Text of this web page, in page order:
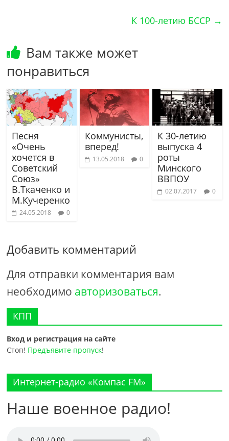
К 100-летию БССР →
Вам также может
понравиться
Песня
«Очень
хочется в
Советский
Союз»
В.Ткаченко и
М.Кучеренко
24.05.2018 0
Коммунисты,
вперед!
13.05.2018 0
К 30-летию
выпуска 4
роты
Минского
ВВПОУ
02.07.2017 0
Добавить комментарий
Для отправки комментария вам
необходимо авторизоваться.
КПП
Вход и регистрация на сайте
Стоп! Предъявите пропуск!
Интернет-радио «Компас FM»
Наше военное радио!